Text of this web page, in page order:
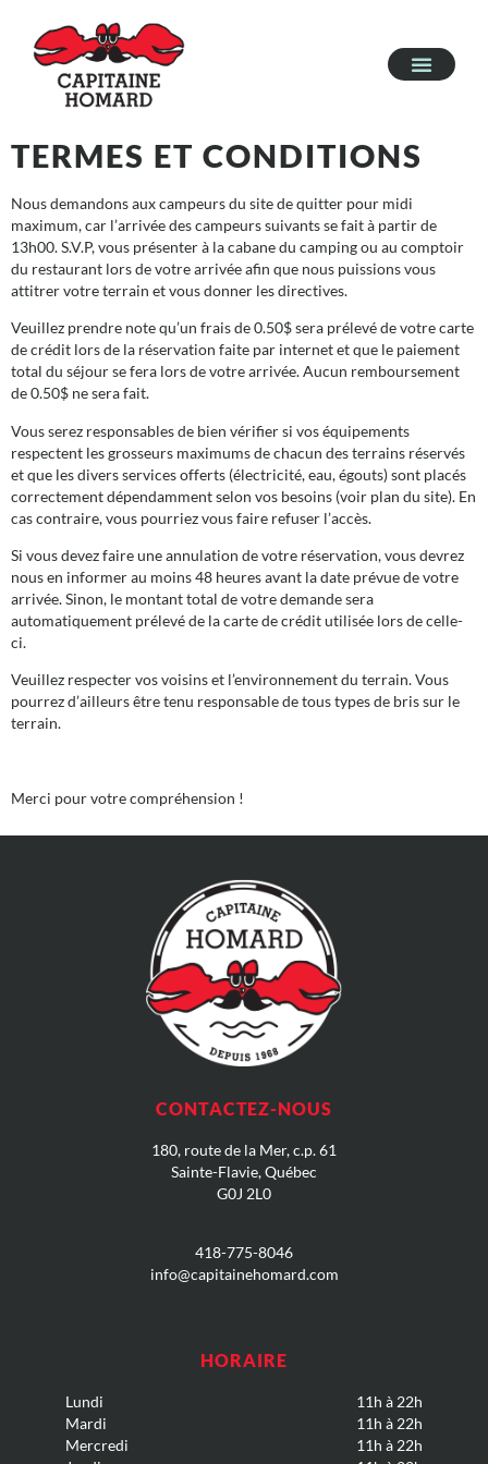
TERMES ET CONDITIONS
Nous demandons aux campeurs du site de quitter pour midi
maximum, car l’arrivée des campeurs suivants se fait à partir de
13h00. S.V.P, vous présenter à la cabane du camping ou au comptoir
du restaurant lors de votre arrivée afin que nous puissions vous
attitrer votre terrain et vous donner les directives.
Veuillez prendre note qu’un frais de 0.50$ sera prélevé de votre carte
de crédit lors de la réservation faite par internet et que le paiement
total du séjour se fera lors de votre arrivée. Aucun remboursement
de 0.50$ ne sera fait.
Vous serez responsables de bien vérifier si vos équipements
respectent les grosseurs maximums de chacun des terrains réservés
et que les divers services offerts (électricité, eau, égouts) sont placés
correctement dépendamment selon vos besoins (voir plan du site). En
cas contraire, vous pourriez vous faire refuser l’accès.
Si vous devez faire une annulation de votre réservation, vous devrez
nous en informer au moins 48 heures avant la date prévue de votre
arrivée. Sinon, le montant total de votre demande sera
automatiquement prélevé de la carte de crédit utilisée lors de celle-
ci.
Veuillez respecter vos voisins et l’environnement du terrain. Vous
pourrez d’ailleurs être tenu responsable de tous types de bris sur le
terrain.
Merci pour votre compréhension !
CONTACTEZ-NOUS
180, route de la Mer, c.p. 61
Sainte-Flavie, Québec
G0J 2L0
418-775-8046
info@capitainehomard.com
HORAIRE
Lundi
11h à 22h
Mardi
11h à 22h
Mercredi
11h à 22h